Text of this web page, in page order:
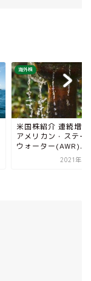
海外株
米国株紹介 連続増
アメリカン・ステー
ウォーター(AWR)...
2021年7